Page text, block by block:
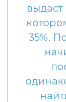
выдаст
35%.